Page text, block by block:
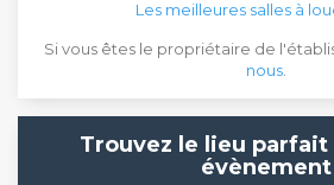
Les meilleures salles à
Si vous êtes le propriétaire de
nous
Trouvez le lieu
évènement